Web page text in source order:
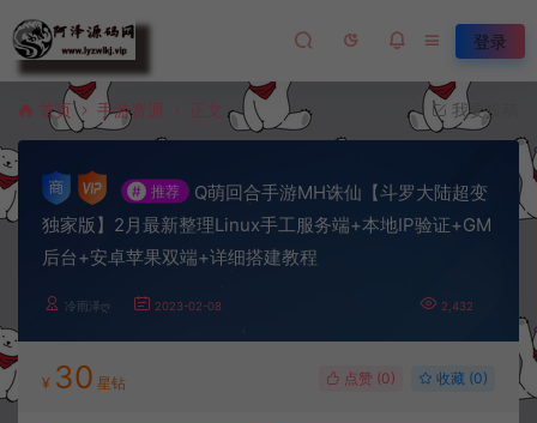
登录
首页 手游资源 正文 我要投稿
# 推荐
Q萌回合手游MH诛仙【斗罗大陆超变
独家版】2月最新整理Linux手工服务端+本地IP验证+GM
后台+安卓苹果双端+详细搭建教程
冷雨泽ღ 2023-02-08 2,432
¥ 30 星钻 点赞 (0) 收藏 (0)